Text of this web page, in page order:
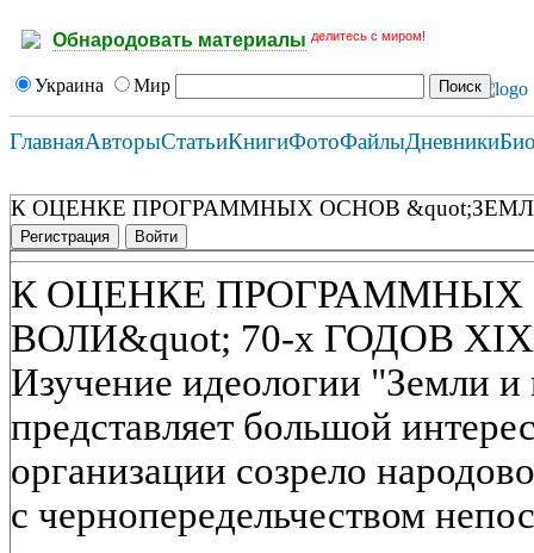
Обнародовать материалы делитесь с миром!
Украина Мир
ГлавнаяАвторыСтатьиКнигиФотоФайлыДневники
К ОЦЕНКЕ ПРОГРАММНЫХ ОСНОВ
Регистрация Войти
К ОЦЕНКЕ ПРОГРАММНЫХ
ВОЛИ&quot; 70-х ГОДОВ
Изучение идеологии "Земли и
представляет большой
организации созрело
с чернопередельчеством